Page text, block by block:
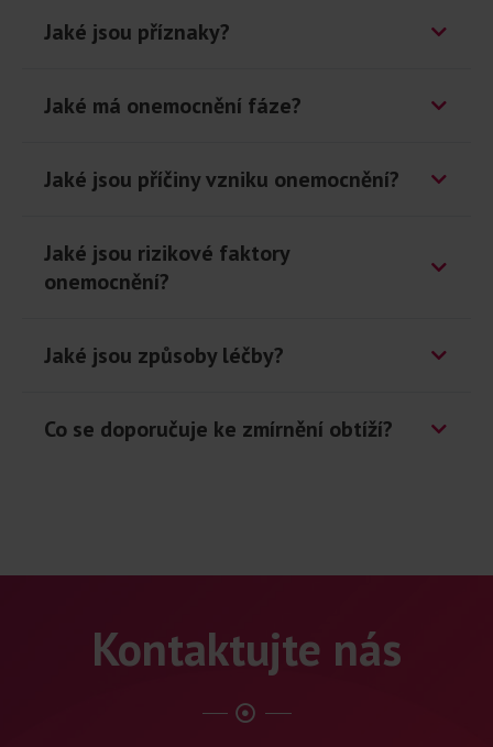
Jaké jsou příznaky?
Jaké má onemocnění fáze?
Jaké jsou příčiny vzniku onemocnění?
Jaké jsou rizikové faktory
onemocnění?
Jaké jsou způsoby léčby?
Co se doporučuje ke zmírnění obtíží?
Kontaktujte nás